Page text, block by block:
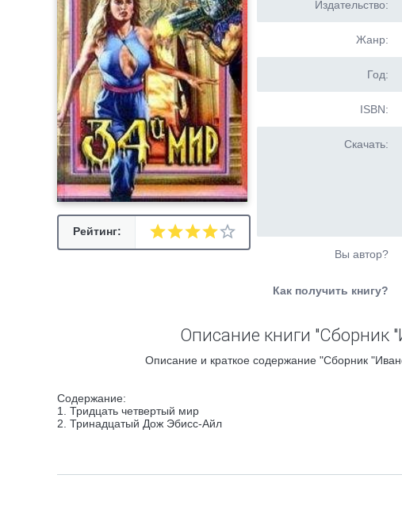
Рейтинг:
Издательство:
Жанр:
Год:
ISBN:
Скачать:
Вы автор?
Как получить книгу?
Описание книги "Сборник
Описание и краткое содержание "Сборник
Содержание:
1. Тридцать четвертый мир
2. Тринадцатый Дож Эбисс-Айл